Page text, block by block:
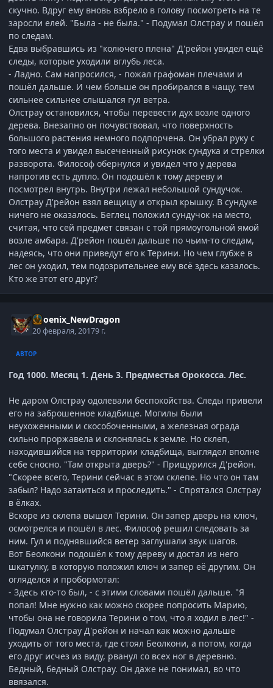
скучно. Вдруг ему вновь взбрело в голову посмотреть на те
заросли елей. "Была - не была." - Подумал Олстрау и пошёл
по следам.
Едва выбравшись из "колючего плена" Д'рейон увидел ещё
следы, которые уходили вглубь леса.
- Ладно. Сам напросился, - пожал графоман плечами и
пошёл дальше. И чем больше он пробирался в чащу, тем
сильнее сильнее слышался гул ветра.
Олстрау остановился, чтобы перевести дух возле одного
дерева. Внезапно он почувствовал, что поверхность
большого растения немного подпорчена. Он убрал руку с
того места и увидел высеченный рисунок сундука и стрелки
разворота. Философ обернулся и увидел что у дерева
напротив есть дупло. Он подошёл к тому дереву и
посмотрел внутрь. Внутри лежал небольшой сундучок.
Олстрау Д'рейон взял вещицу и открыл крышку. В сундуке
ничего не оказалось. Беглец положил сундучок на место,
считая, что сей предмет связан с той прямоугольной ямой
возле амбара. Д'рейон пошёл дальше по чьим-то следам,
надеясь, что они приведут его к Терини. Но чем глубже в
лес он уходил, тем подозрительнее ему всё здесь казалось.
Кто же этот его друг?
Phoenix_NewDragon
20 февраля, 20179 г.
АВТОР
Год 1000. Месяц 1. День 3. Предместья Орокосса. Лес.
Не даром Олстрау одолевали беспокойства. Следы привели
его на заброшенное кладбище. Могилы были
неухоженными и скособоченными, а железная ограда
сильно проржавела и склонялась к земле. Но склеп,
находившийся на территории кладбища, выглядел вполне
себе сносно. "Там открыта дверь?" - Прищурился Д'рейон.
"Скорее всего, Терини сейчас в этом склепе. Но что он там
забыл? Надо затаиться и проследить." - Спрятался Олстрау
в ёлках.
Вскоре из склепа вышел Терини. Он запер дверь на ключ,
осмотрелся и пошёл в лес. Философ решил следовать за
ним. Гул и поднявшийся ветер заглушали звук шагов.
Вот Беолкони подошёл к тому дереву и достал из него
шкатулку, в которую положил ключ и запер её другим. Он
огляделся и пробормотал:
- Здесь кто-то был, - с этими словами пошёл дальше. "Я
попал! Мне нужно как можно скорее попросить Марию,
чтобы она не говорила Терини о том, что я ходил в лес!" -
Подумал Олстрау Д'рейон и начал как можно дальше
уходить от того места, где стоял Беолкони, а потом, когда
его друг исчез из виду, рванул со всех ног в деревню.
Бедный, бедный Олстрау. Он даже не понимал, во что
ввязался.